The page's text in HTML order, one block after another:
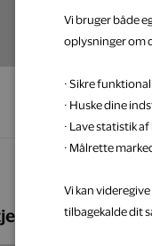
Vi bruger både
oplysninger om
· Sikre
· Huske dine
· Lave statistik
· Målrette
Vi kan
tilbagekalde dit